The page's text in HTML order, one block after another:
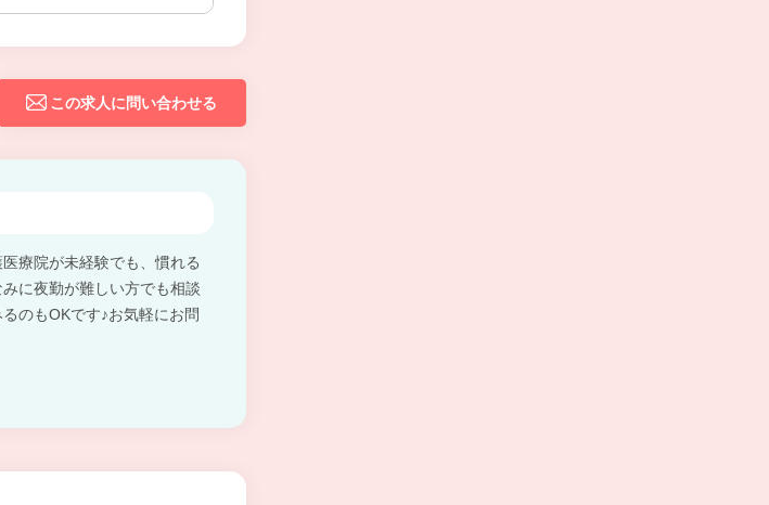
この求人に問い合わせる
療院が未経験でも、慣れる
に夜勤が難しい方でも相談
のもOKです♪お気軽にお問